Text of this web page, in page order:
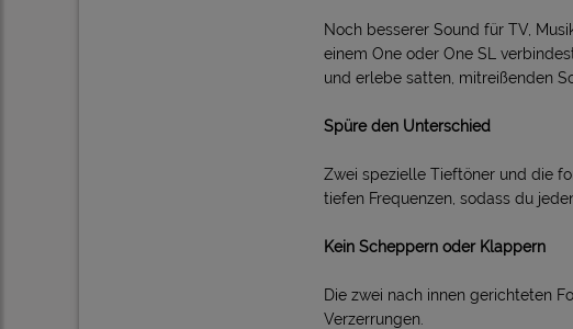
Noch besserer Sound für TV,
einem One oder One SL
und erlebe satten, mitreißenden
Spüre den Unterschied
Zwei spezielle Tieftöner und die
tiefen Frequenzen, sodass du
Kein Scheppern oder Klappern
Die zwei nach innen gerichteten
Verzerrungen.